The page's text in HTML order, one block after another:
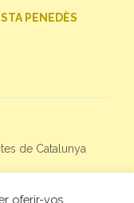
PENEDÈS
de Catalunya
oferir-vos